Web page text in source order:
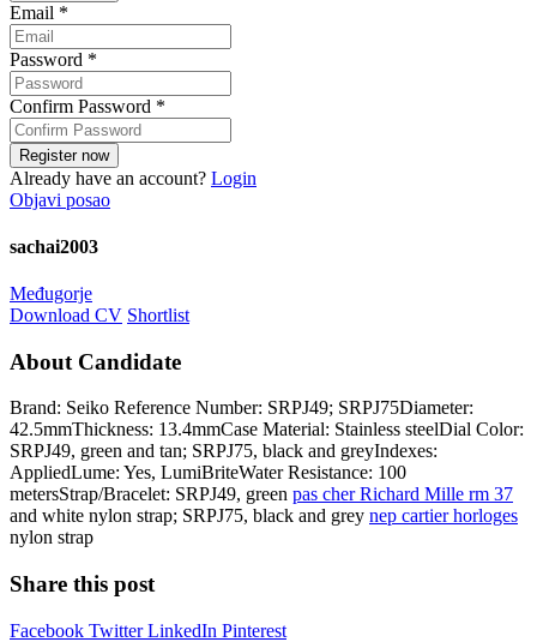
Email *
Password *
Confirm Password *
Already have an account? Login
Objavi posao
sachai2003
Međugorje
Download CV Shortlist
About Candidate
Brand: Seiko Reference Number: SRPJ49; SRPJ75Diameter:
42.5mmThickness: 13.4mmCase Material: Stainless steelDial Color:
SRPJ49, green and tan; SRPJ75, black and greyIndexes:
AppliedLume: Yes, LumiBriteWater Resistance: 100
metersStrap/Bracelet: SRPJ49, green pas cher Richard Mille rm 37
and white nylon strap; SRPJ75, black and grey nep cartier horloges
nylon strap
Share this post
Facebook TwitterLinkedIn Pinterest